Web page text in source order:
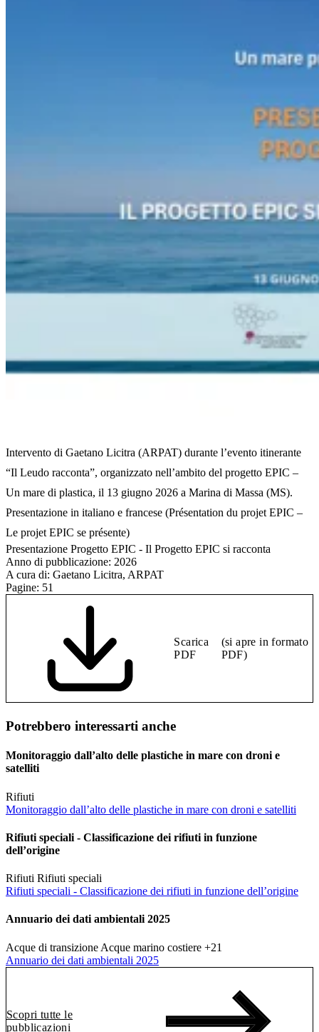
Intervento di Gaetano Licitra (ARPAT) durante l’evento itinerante
“Il Leudo racconta”, organizzato nell’ambito del progetto EPIC –
Un mare di plastica, il 13 giugno 2026 a Marina di Massa (MS).
Presentazione in italiano e francese (Présentation du projet EPIC –
Le projet EPIC se présente)
Presentazione Progetto EPIC - Il Progetto EPIC si racconta
Anno di pubblicazione: 2026
A cura di: Gaetano Licitra, ARPAT
Pagine: 51
Scarica
PDF
(si apre in formato
PDF)
Potrebbero interessarti anche
Monitoraggio dall’alto delle plastiche in mare con droni e
satelliti
Rifiuti
Monitoraggio dall’alto delle plastiche in mare con droni e satelliti
Rifiuti speciali - Classificazione dei rifiuti in funzione
dell’origine
Rifiuti Rifiuti speciali
Rifiuti speciali - Classificazione dei rifiuti in funzione dell’origine
Annuario dei dati ambientali 2025
Acque di transizione Acque marino costiere +21
Annuario dei dati ambientali 2025
Scopri tutte le
pubblicazioni